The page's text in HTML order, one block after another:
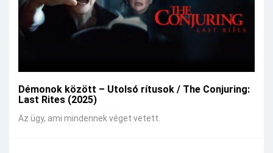
Démonok között – Utolsó rítusok / The Conjuring:
Last Rites (2025)
Az ügy, ami mindennek véget vetett.